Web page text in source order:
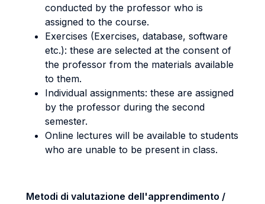
conducted by the professor who is
assigned to the course.
Exercises (Exercises, database, software
etc.): these are selected at the consent of
the professor from the materials available
to them.
Individual assignments: these are assigned
by the professor during the second
semester.
Online lectures will be available to students
who are unable to be present in class.
Metodi di valutazione dell'apprendimento /